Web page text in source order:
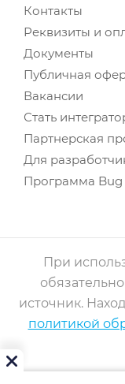
Контакты
Реквизиты и
Документы
Публичная
Вакансии
Стать
Партнерская
Для
Программа
При
источник.
политикой